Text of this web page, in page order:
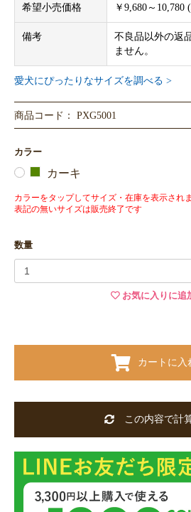
希望小売価格 ￥9,680～10,780
備考
不良品以外の返
ません。
愛犬にぴったりなサイズを調べる >
商品コード： PXG5001
カラー
カーキ
カラーをタップしてサイズ・在庫を表示され
表記の無いサイズは販売終了です
数量
お気に入りに追
カートに入
この内容で計